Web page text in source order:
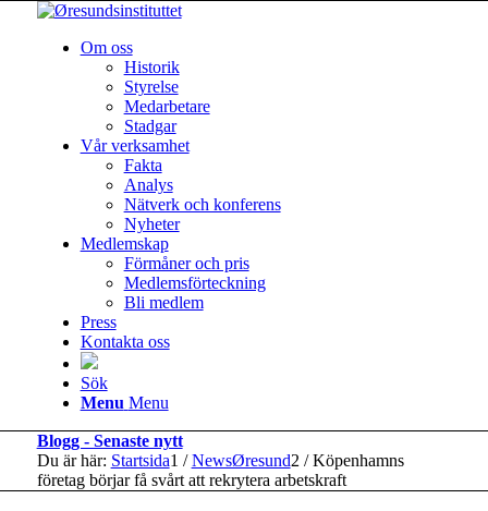
Om oss
Historik
Styrelse
Medarbetare
Stadgar
Vår verksamhet
Fakta
Analys
Nätverk och konferens
Nyheter
Medlemskap
Förmåner och pris
Medlemsförteckning
Bli medlem
Press
Kontakta oss
Sök
Menu Menu
Blogg - Senaste nytt
Du är här: Startsida1 / NewsØresund2 / Köpenhamns
företag börjar få svårt att rekrytera arbetskraft